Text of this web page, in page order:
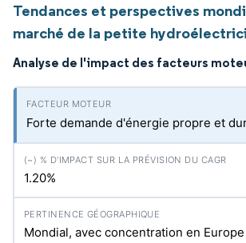
Tendances et perspectives
marché de la petite
Analyse de l'impact des facteurs
Forte demande d'énergie propre et
1.20%
Mondial, avec concentration en